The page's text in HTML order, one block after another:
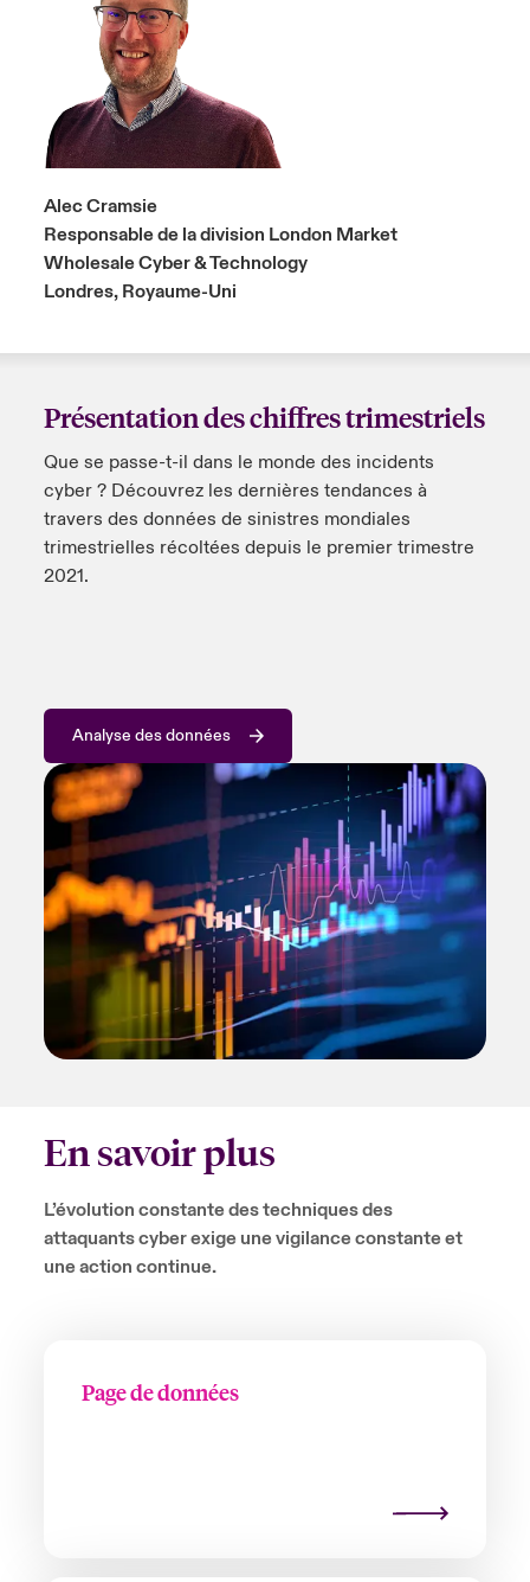
Alec Cramsie
Responsable de la division London Market
Wholesale Cyber & Technology
Londres, Royaume-Uni
Présentation des chiffres trimestriels
Que se passe-t-il dans le monde des incidents
cyber ? Découvrez les dernières tendances à
travers des données de sinistres mondiales
trimestrielles récoltées depuis le premier trimestre
2021.
Analyse des données
En savoir plus
L’évolution constante des techniques des
attaquants cyber exige une vigilance constante et
une action continue.
Page de données